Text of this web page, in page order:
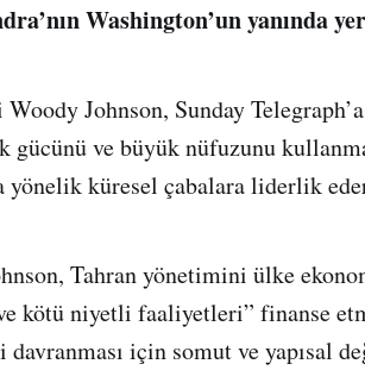
Washington’un yanında
Johnson, Sunday
gücünü ve büyük nüfuzunu
yönelik küresel çabalara liderlik
Tahran yönetimini ülke
kötü niyetli faaliyetleri” finanse
için somut ve yapısal